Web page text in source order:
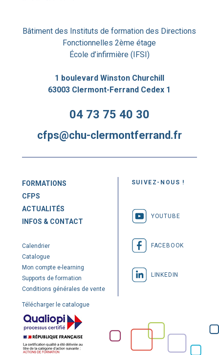
Bâtiment des Instituts de formation des Directions
Fonctionnelles 2ème étage
École d’infirmière (IFSI)
1 boulevard Winston Churchill
63003 Clermont-Ferrand Cedex 1
04 73 75 40 30
cfps@chu-clermontferrand.fr
FORMATIONS
CFPS
ACTUALITÉS
INFOS & CONTACT
Calendrier
Catalogue
Mon compte e-learning
Supports de formation
Conditions générales de vente
Télécharger le catalogue
SUIVEZ-NOUS !
YOUTUBE
FACEBOOK
LINKEDIN